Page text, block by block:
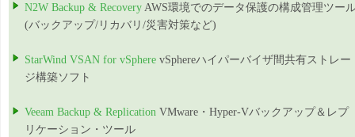
N2W Backup & Recovery AWS環境でのデータ保護の構成管理ツー
(バックアップ/リカバリ/災害対策など)
StarWind VSAN for vSphere vSphereハイパーバイザ間共有ストレー
ジ構築ソフト
Veeam Backup & Replication VMware・Hyper-Vバックアップ＆レプ
リケーション・ツール